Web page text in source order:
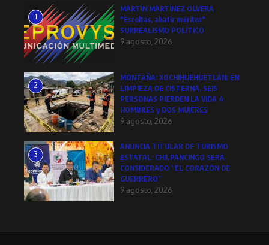
1
MARTÍN MARTÍNEZ OLVERA
*Escoltas, abatir méritos*
SURREALISMO POLÍTICO
9 agosto, 2026
2
MONTAÑA: XOCHIHUEHUETLÁN: EN
LIMPIEZA DE CISTERNA, SEIS
PERSONAS PIERDEN LA VIDA 4
HOMBRES y DOS MUJERES
9 agosto, 2026
3
ANUNCIA TITULAR DE TURISMO
ESTATAL: CHILPANCINGO SERÁ
CONSIDERADO “EL CORAZÓN DE
GUERRERO”
9 agosto, 2026